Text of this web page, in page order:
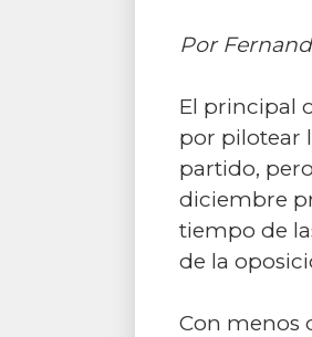
Por
El principal
por pilotear
partido,
diciembre
tiempo de
de la
Con menos